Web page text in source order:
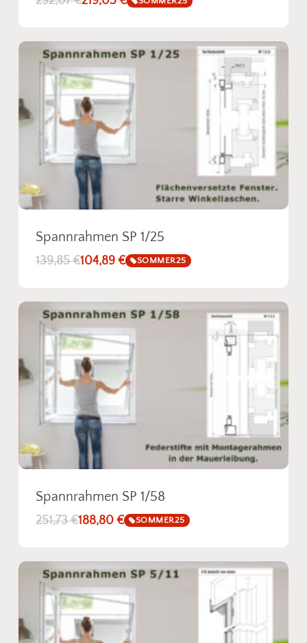
Spannrahmen SP 1/25
139,85€104,89 € SOMMER25
Spannrahmen SP 1/58
251,73€188,80 € SOMMER25